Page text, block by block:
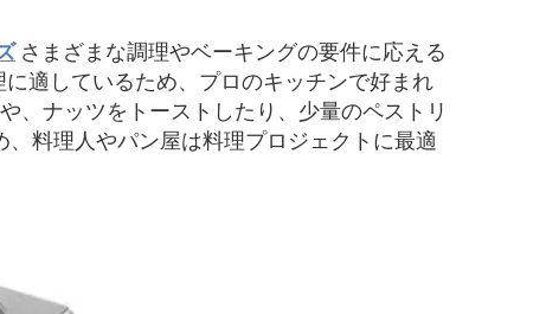
さまざまな調理やベーキングの要件に応える
適しているため、プロのキッチンで好まれ
、ナッツをトーストしたり、少量のペストリ
料理人やパン屋は料理プロジェクトに最適